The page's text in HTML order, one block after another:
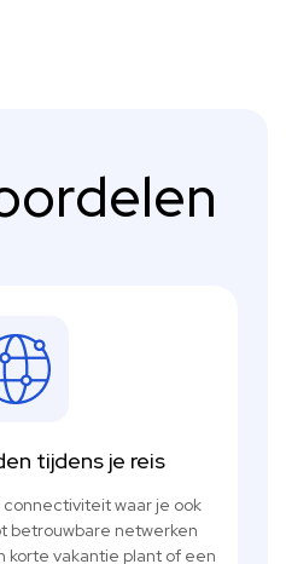
tijdens je reis
waar je ook
betrouwbare netwerken
korte vakantie plant of een